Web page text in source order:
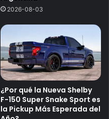
2026-08-03
¿Por qué la Nueva Shelby
F-150 Super Snake Sport es
la Pickup Más Esperada del